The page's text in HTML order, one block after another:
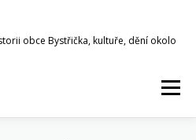
obce Bystřička, kultuře, dění okolo
Menu